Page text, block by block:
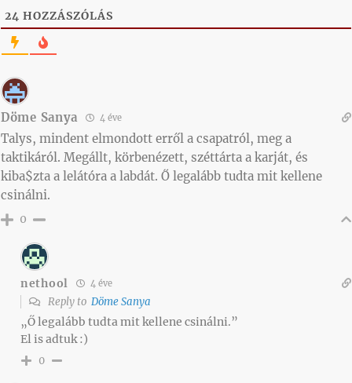
24 HOZZÁSZÓLÁS
Döme Sanya 4 éve
Talys, mindent elmondott erről a csapatról, meg a
taktikáról. Megállt, körbenézett, széttárta a karját, és
kiba$zta a lelátóra a labdát. Ő legalább tudta mit kellene
csinálni.
0
nethool 4 éve
Reply to Döme Sanya
„Ő legalább tudta mit kellene csinálni.”
El is adtuk :)
0